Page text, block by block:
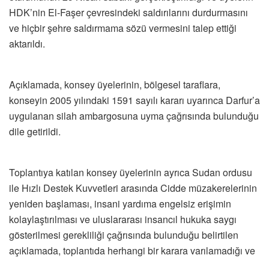
HDK’nin El-Faşer çevresindeki saldırılarını durdurmasını
ve hiçbir şehre saldırmama sözü vermesini talep ettiği
aktarıldı.
Açıklamada, konsey üyelerinin, bölgesel taraflara,
konseyin 2005 yılındaki 1591 sayılı kararı uyarınca Darfur’a
uygulanan silah ambargosuna uyma çağrısında bulunduğu
dile getirildi.
Toplantıya katılan konsey üyelerinin ayrıca Sudan ordusu
ile Hızlı Destek Kuvvetleri arasında Cidde müzakerelerinin
yeniden başlaması, insani yardıma engelsiz erişimin
kolaylaştırılması ve uluslararası insancıl hukuka saygı
gösterilmesi gerekliliği çağrısında bulunduğu belirtilen
açıklamada, toplantıda herhangi bir karara varılamadığı ve